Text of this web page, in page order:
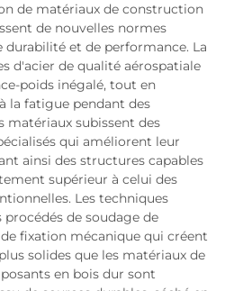
de matériaux de construction
de nouvelles normes
et de performance. La
d'acier de qualité aérospatiale
poids inégalé, tout en
la fatigue pendant des
matériaux subissent des
qui améliorent leur
ainsi des structures capables
supérieur à celui des
Les techniques
de soudage de
fixation mécanique qui créent
solides que les matériaux de
en bois dur sont